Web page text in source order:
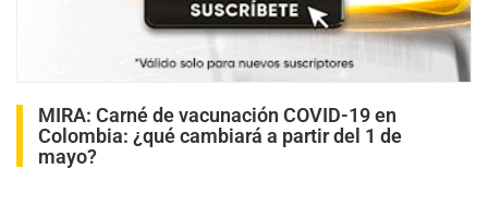
MIRA: Carné de vacunación COVID-19 en
Colombia: ¿qué cambiará a partir del 1 de
mayo?